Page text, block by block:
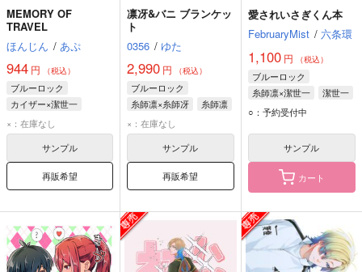
MEMORY OF
TRAVEL
ほんじん / あぷ
944 円 （税込）
ブルーロック
カイザー×潔世一
ミヒャエル・カイザー
潔世一
×：在庫なし
サンプル
再販希望
凛冴&バニ ブランケッ
ト
0356 / ゆた
2,990 円 （税込）
ブルーロック
糸師凛×糸師冴
糸師凛
糸師冴
バニー・イグレシアス
×：在庫なし
サンプル
再販希望
愛されいさぎくん本
FebruaryMist / 六条環
1,100円 （税込）
ブルーロック
糸師凛×潔世一
潔世一
千切豹馬
糸師凛
○：予約受付中
サンプル
カート